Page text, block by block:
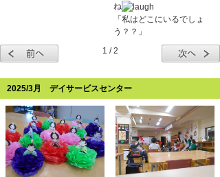
ね
「私はどこにいるでしょ
う？？」
1 / 2
2025/3月 デイサービスセンター